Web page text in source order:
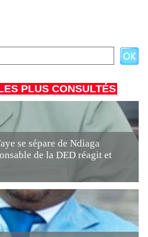
PLUS CONSULTÉS
se sépare de Ndiaga
de la DED réagit et